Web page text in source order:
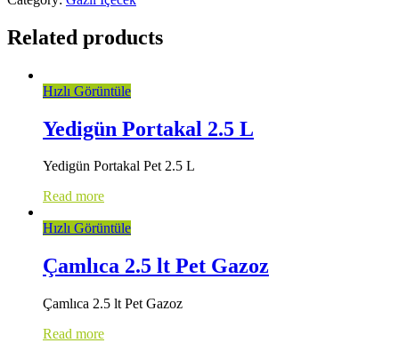
Related products
Hızlı Görüntüle
Yedigün Portakal 2.5 L
Yedigün Portakal Pet 2.5 L
Read more
Hızlı Görüntüle
Çamlıca 2.5 lt Pet Gazoz
Çamlıca 2.5 lt Pet Gazoz
Read more